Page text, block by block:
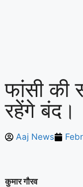
फांसी की
रहेंगे बंद।
Aaj News
कुमार गौरव